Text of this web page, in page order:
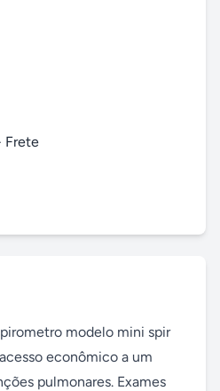
Frete
modelo mini spir
econômico a um
pulmonares. Exames